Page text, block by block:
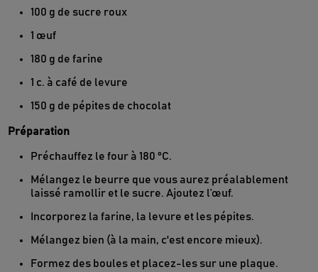
100 g de sucre roux
1 œuf
180 g de farine
1 c. à café de levure
150 g de pépites de chocolat
Préparation
Préchauffez le four à 180 °C.
Mélangez le beurre que vous aurez préalablement
laissé ramollir et le sucre. Ajoutez l’œuf.
Incorporez la farine, la levure et les pépites.
Mélangez bien (à la main, c'est encore mieux).
Formez des boules et placez-les sur une plaque.